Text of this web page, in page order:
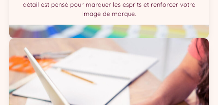
détail est pensé pour marquer les esprits et renforcer votre
image de marque.